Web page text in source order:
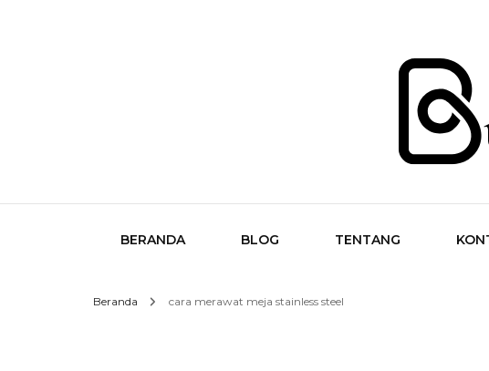
BERANDA BLOG TENTANG
Beranda cara merawat meja stainless steel